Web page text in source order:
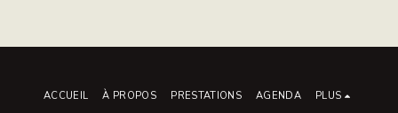
ACCUEIL À PROPOS PRESTATIONS AGENDA PLUS